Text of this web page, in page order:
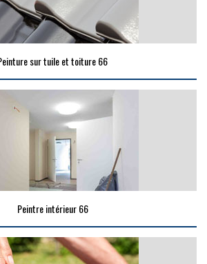
sur tuile et toiture 66
Peintre intérieur 66